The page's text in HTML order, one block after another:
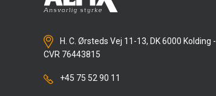
H. C. Ørsteds Vej 11-13, DK 6000 Kolding -
CVR 76443815
+45 75 52 90 11